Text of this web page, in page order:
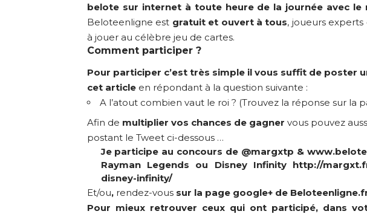
belote sur internet à toute heure de la journée avec
Beloteenligne est gratuit et ouvert à tous, joueurs
à jouer au célèbre jeu de cartes.
Comment participer ?
Pour participer c’est très simple il vous suffit de poster
cet article en répondant à la question suivante :
A l’atout combien vaut le roi ? (Trouvez la réponse sur la
Afin de multiplier vos chances de gagner vous pouvez
postant le Tweet ci-dessous …
Je participe au concours de @margxtp &
Rayman Legends ou Disney Infinity http://
disney-infinity/
Et/ou, rendez-vous sur la page google+ de
Pour mieux retrouver ceux qui ont participé, dans